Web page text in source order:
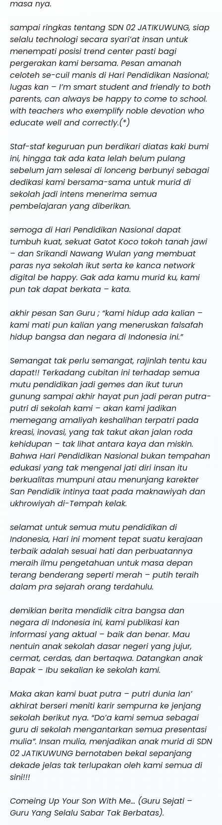
masa nya.
sampai ringkas tentang SDN 02 JATIKUWUNG, siap
selalu technologi secara syari’at insan untuk
menempati posisi trend center pasti bagi
pergerakan kami bersama. Pesan amanah
celoteh se-cuil manis di Hari Pendidikan Nasional;
lugas kan – I’m smart student and friendly to both
parents, can always be happy to come to school.
with teachers who exemplify noble devotion who
educate well and correctly.(*)
Staf-staf keguruan pun berdikari diatas kaki bumi
ini, hingga tak ada kata lelah belum pulang
sebelum jam selesai di lonceng berbunyi sebagai
dedikasi kami bersama-sama untuk murid di
sekolah jadi intens menerima semua
pembelajaran yang diberikan.
semoga di Hari Pendidikan Nasional dapat
tumbuh kuat, sekuat Gatot Koco tokoh tanah jawi
– dan Srikandi Nawang Wulan yang membuat
paras nya sekolah ikut serta ke kanca network
digital be happy. Gak ada kamu murid ku, kami
pun tak dapat berkata – kata.
akhir pesan San Guru ; “kami hidup ada kalian –
kami mati pun kalian yang meneruskan falsafah
hidup bangsa dan negara di Indonesia ini.”
Semangat tak perlu semangat, rajinlah tentu kau
dapat!! Terkadang cubitan ini terhadap semua
mutu pendidikan jadi gemes dan ikut turun
gunung sampai akhir hayat pun jadi peran putra-
putri di sekolah kami – akan kami jadikan
memegang amaliyah keshalihan terpatri pada
kreasi, inovasi, yang tak takut akan jalan roda
kehidupan – tak lihat antara kaya dan miskin.
Bahwa Hari Pendidikan Nasional bukan tempahan
edukasi yang tak mengenal jati diri insan itu
berkualitas mumpuni atau menunjang karekter
San Pendidik intinya taat pada maknawiyah dan
ukhrowiyah di-Tempah kelak.
selamat untuk semua mutu pendidikan di
Indonesia, Hari ini moment tepat suatu kerajaan
terbaik adalah sesuai hati dan perbuatannya
meraih ilmu pengetahuan untuk masa depan
terang benderang seperti merah – putih teraih
dalam pra sejarah orang terdahulu.
demikian berita mendidik citra bangsa dan
negara di Indonesia ini, kami publikasi kan
informasi yang aktual – baik dan benar. Mau
nentuin anak sekolah dasar negeri yang jujur,
cermat, cerdas, dan bertaqwa. Datangkan anak
Bapak – Ibu sekalian ke sekolah kami.
Maka akan kami buat putra – putri dunia lan’
akhirat berseri meniti karir sempurna ke jenjang
sekolah berikut nya. “Do’a kami semua sebagai
guru di sekolah mengantarkan semua presentasi
mulia”. Insan mulia, menjadikan anak murid di SDN
02 JATIKUWUNG bernotaben bekal sepanjang
dekade jelas tak terlupakan oleh kami semua di
sini!!!
Comeing Up Your Son With Me… (Guru Sejati –
Guru Yang Selalu Sabar Tak Berbatas).